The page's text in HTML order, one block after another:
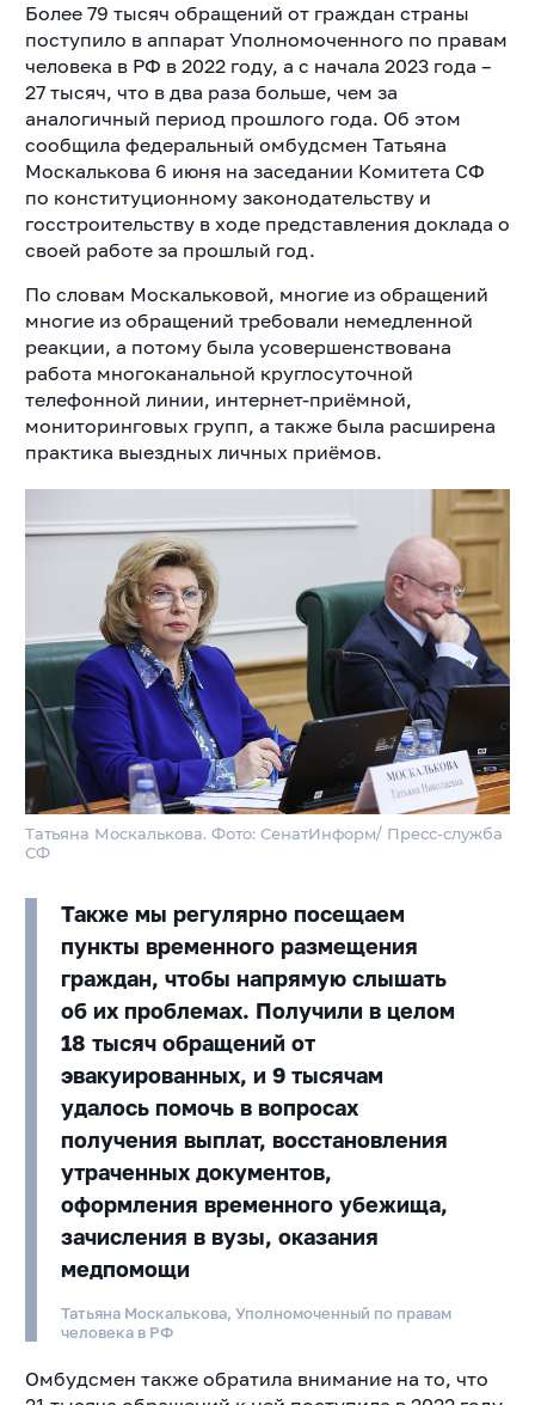
Более 79 тысяч обращений от граждан страны
поступило в аппарат Уполномоченного по правам
человека в РФ в 2022 году, а с начала 2023 года –
27 тысяч, что в два раза больше, чем за
аналогичный период прошлого года. Об этом
сообщила федеральный омбудсмен Татьяна
Москалькова 6 июня на заседании Комитета СФ
по конституционному законодательству и
госстроительству в ходе представления доклада о
своей работе за прошлый год.
По словам Москальковой, многие из обращений
многие из обращений требовали немедленной
реакции, а потому была усовершенствована
работа многоканальной круглосуточной
телефонной линии, интернет-приёмной,
мониторинговых групп, а также была расширена
практика выездных личных приёмов.
Татьяна Москалькова. Фото: СенатИнформ/ Пресс-служба
СФ
Также мы регулярно посещаем
пункты временного размещения
граждан, чтобы напрямую слышать
об их проблемах. Получили в целом
18 тысяч обращений от
эвакуированных, и 9 тысячам
удалось помочь в вопросах
получения выплат, восстановления
утраченных документов,
оформления временного убежища,
зачисления в вузы, оказания
медпомощи
Татьяна Москалькова, Уполномоченный по правам
человека в РФ
Омбудсмен также обратила внимание на то, что